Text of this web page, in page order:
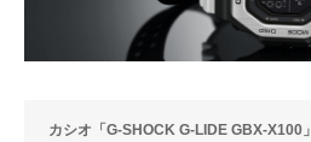
カシオ「G-SHOCK G-LIDE GBX-X100」